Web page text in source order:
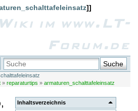
]]
im www.LT-
Forum.de
Suche
»reparaturtips »armaturen_schalttafeleinsatz
Inhaltsverzeichnis